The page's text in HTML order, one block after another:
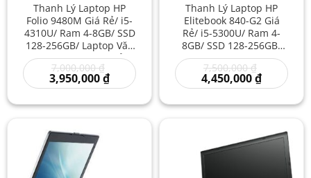
Thanh Lý Laptop HP
Folio 9480M Giá Rẻ/ i5-
4310U/ Ram 4-8GB/ SSD
128-256GB/ Laptop Văn
Phòng/ Laptop HP Mỏng
Thời Trang Giá Rẻ/
Laptop Xách Tay Đáng
7,000,000₫
gốc
là:
3,950,000₫Giá
hiện
là:
Thanh Lý Laptop HP
Elitebook 840-G2 Giá
Rẻ/ i5-5300U/ Ram 4-
8GB/ SSD 128-256GB/
Mua Laptop HP/ Laptop
HP 14 inch Nhỏ Gọn/
Laptop Tốt Giá Rẻ
7,500,000₫
gốc
là:
4,450,000₫Giá
hiện
là: